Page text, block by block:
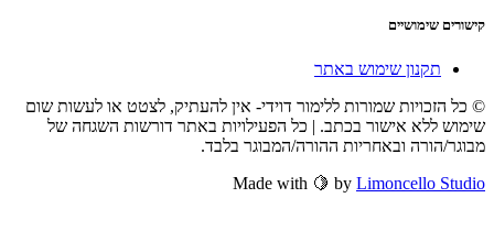
קישורים שימושיים
תקנון שימוש באתר
© כל הזכויות שמורות ללימור דוידי- אין להעתיק, לצטט או לעשות שום
שימוש ללא אישור בכתב. | כל הפעילויות באתר דורשות השגחה של
מבוגר/הורה ובאחריות ההורה/המבוגר בלבד.
Made with 🍋 by Limoncello Studio